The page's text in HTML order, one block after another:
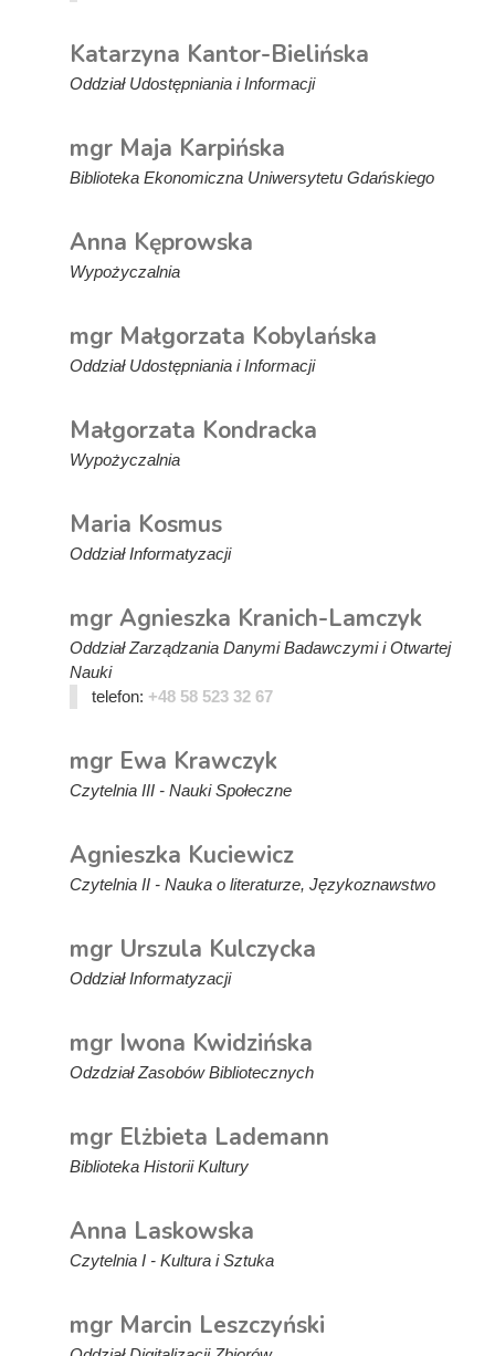
Katarzyna Kantor-Bielińska
Oddział Udostępniania i Informacji
mgr Maja Karpińska
Biblioteka Ekonomiczna Uniwersytetu Gdańskiego
Anna Kęprowska
Wypożyczalnia
mgr Małgorzata Kobylańska
Oddział Udostępniania i Informacji
Małgorzata Kondracka
Wypożyczalnia
Maria Kosmus
Oddział Informatyzacji
mgr Agnieszka Kranich-Lamczyk
Oddział Zarządzania Danymi Badawczymi i Otwartej
Nauki
telefon: +48 58 523 32 67
mgr Ewa Krawczyk
Czytelnia III - Nauki Społeczne
Agnieszka Kuciewicz
Czytelnia II - Nauka o literaturze, Językoznawstwo
mgr Urszula Kulczycka
Oddział Informatyzacji
mgr Iwona Kwidzińska
Odzdział Zasobów Bibliotecznych
mgr Elżbieta Lademann
Biblioteka Historii Kultury
Anna Laskowska
Czytelnia I - Kultura i Sztuka
mgr Marcin Leszczyński